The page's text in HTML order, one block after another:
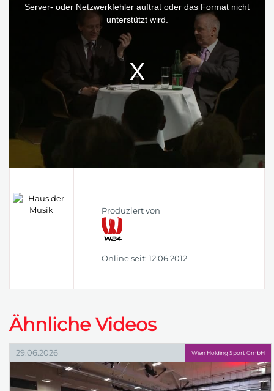
window.Server- oder Netzwerkfehler auftrat oder das Format nicht
unterstützt wird.
Produziert von
Online seit: 12.06.2012
Ähnliche Videos
29.06.2026 Wien Holding Sport GmbH